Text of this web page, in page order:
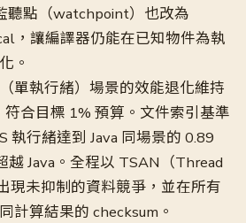
聽點（watchpoint）也改為
，讓編譯器仍能在已知物件為執
。
單執行緒）場景的效能退化維持
符合目標 1% 預算。文件索引基準
執行緒達到 Java 同場景的 0.89
越 Java。全程以 TSAN（Thread
現未抑制的資料競爭，並在所有
計算結果的 checksum。